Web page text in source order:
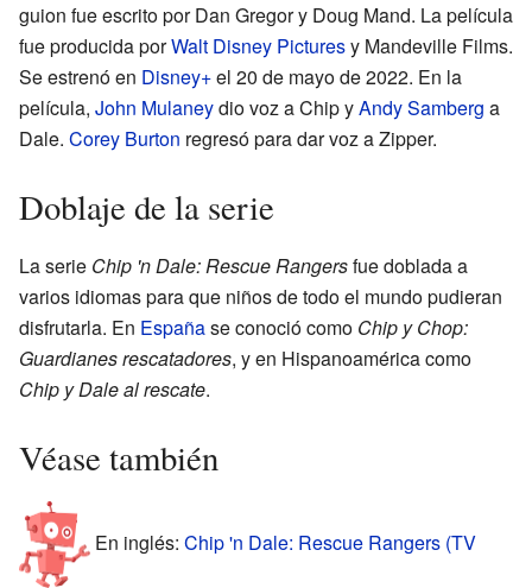
guion fue escrito por Dan Gregor y Doug Mand. La película
fue producida porWalt Disney Picturesy Mandeville Films.
Se estrenó en Disney+el 20 de mayo de 2022. En la
película, John Mulaneydio voz a Chip yAndy Samberg a
Dale. Corey Burton regresó para dar voz a Zipper.
Doblaje de la serie
La serie Chip 'n Dale: Rescue Rangersfue doblada a
varios idiomas para que niños de todo el mundo pudieran
disfrutarla. En Españase conoció como Chip y Chop:
Guardianes rescatadores, y en Hispanoamérica como
Chip y Dale al rescate.
Véase también
En inglés: Chip 'n Dale: Rescue Rangers (TV